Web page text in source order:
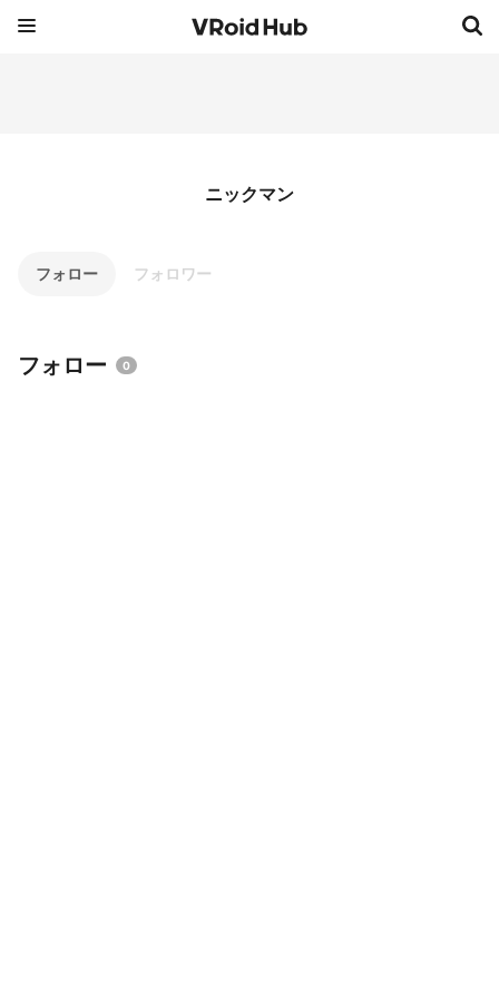
ニックマン
フォロー フォロワー
フォロー 0